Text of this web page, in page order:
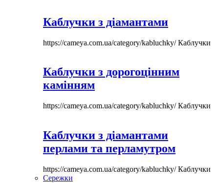
Каблучки з діамантами
https://cameya.com.ua/category/kabluchky/Каблучки
Каблучки з дорогоцінним
камінням
https://cameya.com.ua/category/kabluchky/Каблучки
Каблучки з діамантами
перлами та перламутром
https://cameya.com.ua/category/kabluchky/Каблучки
Сережки